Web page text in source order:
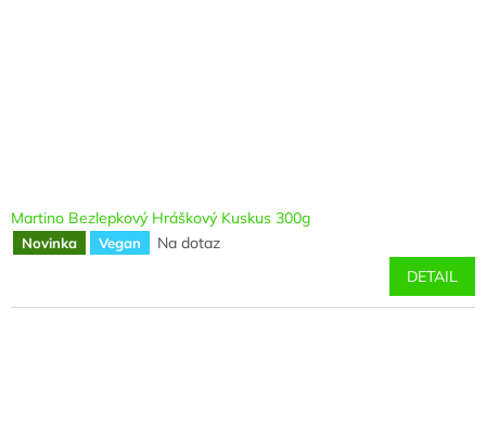
Martino Bezlepkový Hráškový Kuskus 300g
Novinka Vegan
Na dotaz
DETAIL